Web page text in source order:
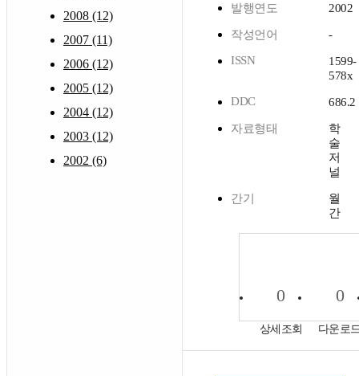
2008 (12)
2007 (11)
2006 (12)
2005 (12)
2004 (12)
2003 (12)
2002 (6)
발행연도 2002
작성언어
-
ISSN
1599-
578x
DDC
686.2
자료형태
학
술
저
널
간기
월
간
0
상세조회
0
다운로